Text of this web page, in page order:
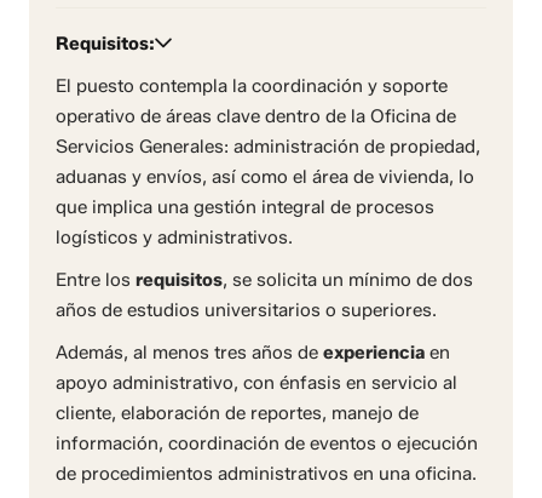
Requisitos:
El puesto contempla la coordinación y soporte
operativo de áreas clave dentro de la Oficina de
Servicios Generales: administración de propiedad,
aduanas y envíos, así como el área de vivienda, lo
que implica una gestión integral de procesos
logísticos y administrativos.
Entre losrequisitos, se solicita un mínimo de dos
años de estudios universitarios o superiores.
Además, al menos tres años deexperiencia en
apoyo administrativo, con énfasis en servicio al
cliente, elaboración de reportes, manejo de
información, coordinación de eventos o ejecución
de procedimientos administrativos en una oficina.